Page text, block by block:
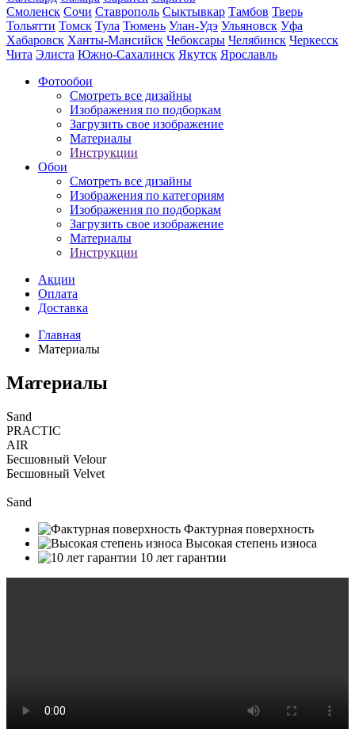
Смоленск Сочи Ставрополь Сыктывкар Тамбов Тверь
Тольятти Томск Тула Тюмень Улан-Удэ Ульяновск Уфа
Хабаровск Ханты-Мансийск Чебоксары Челябинск Черкесск
Чита Элиста Южно-Сахалинск Якутск Ярославль
Фотообои
Смотреть все дизайны
Изображения по подборкам
Загрузить свое изображение
Материалы
Инструкции
Обои
Смотреть все дизайны
Изображения по категориям
Изображения по подборкам
Загрузить свое изображение
Материалы
Инструкции
Акции
Оплата
Доставка
Главная
Материалы
Материалы
Sand
PRACTIC
AIR
Бесшовный Velour
Бесшовный Velvet
Sand
Фактурная поверхность
Высокая степень износа
10 лет гарантии